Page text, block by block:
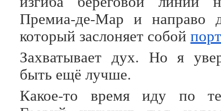
Премиа-де-Мар и направо
который заслоняет собой порт
Захватывает дух. Но я
быть ещё лучше.
Какое-то время иду по